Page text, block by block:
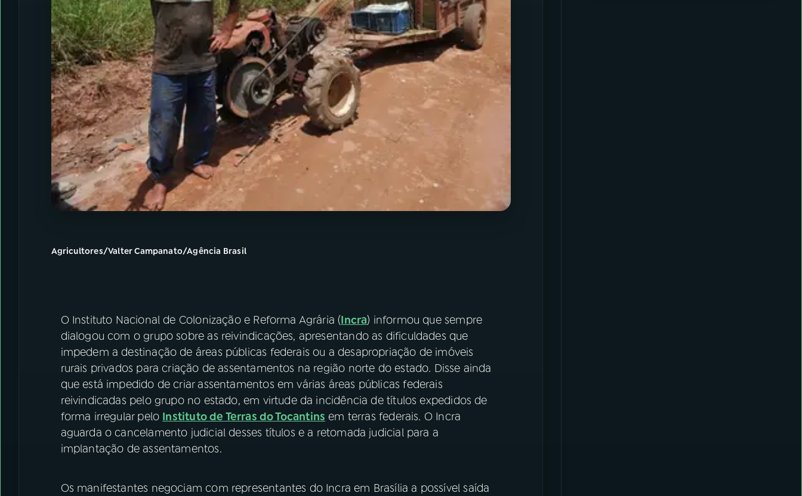
Agricultores/Valter Campanato/Agência Brasil
O Instituto Nacional de Colonização e Reforma Agrária (Incra) informou que sempre
dialogou com o grupo sobre as reivindicações, apresentando as dificuldades que
impedem a destinação de áreas públicas federais ou a desapropriação de imóveis
rurais privados para criação de assentamentos na região norte do estado. Disse ainda
que está impedido de criar assentamentos em várias áreas públicas federais
reivindicadas pelo grupo no estado, em virtude da incidência de títulos expedidos de
forma irregular pelo Instituto de Terras do Tocantins em terras federais. O Incra
aguarda o cancelamento judicial desses títulos e a retomada judicial para a
implantação de assentamentos.
Os manifestantes negociam com representantes do Incra em Brasília a possível saída